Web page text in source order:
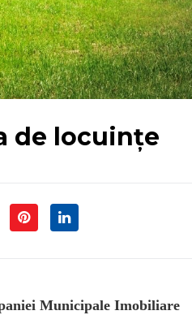
de locuințe
Municipale Imobiliare